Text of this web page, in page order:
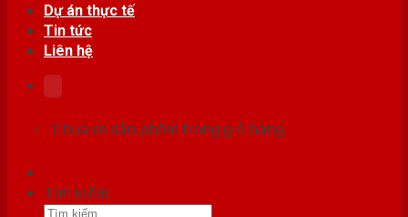
Dự án thực tế
Tin tức
Liên hệ
Chưa có sản phẩm trong giỏ hàng.
Tìm kiếm: